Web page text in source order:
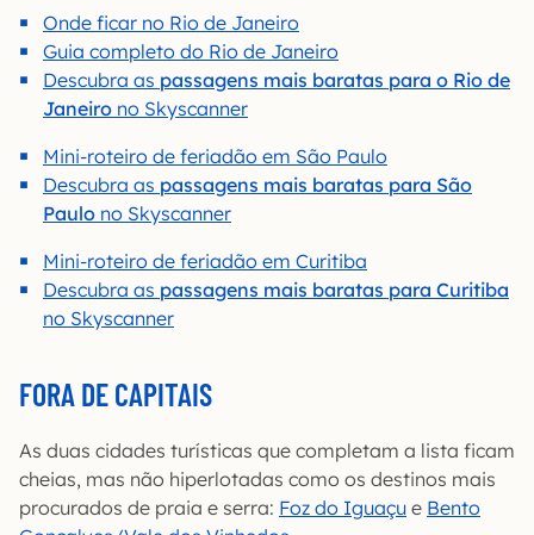
Onde ficar no Rio de Janeiro
Guia completo do Rio de Janeiro
Descubra as passagens mais baratas para o Rio de
Janeiro no Skyscanner
Mini-roteiro de feriadão em São Paulo
Descubra as passagens mais baratas para São
Paulo no Skyscanner
Mini-roteiro de feriadão em Curitiba
Descubra as passagens mais baratas para Curitiba
no Skyscanner
FORA DE CAPITAIS
As duas cidades turísticas que completam a lista ficam
cheias, mas não hiperlotadas como os destinos mais
procurados de praia e serra: Foz do Iguaçu e Bento